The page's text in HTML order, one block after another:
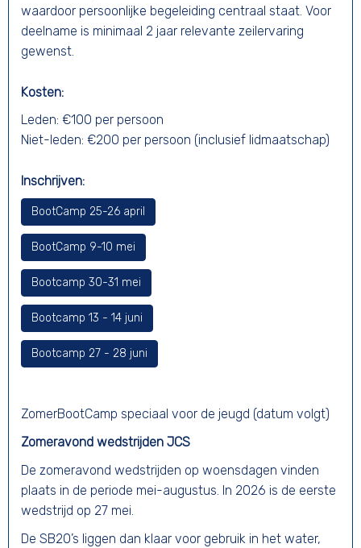
waardoor persoonlijke begeleiding centraal staat. Voor
deelname is minimaal 2 jaar relevante zeilervaring
gewenst.
Kosten:
Leden: €100 per persoon
Niet-leden: €200 per persoon (inclusief lidmaatschap)
Inschrijven:
BootCamp 25-26 april
BootCamp 9-10 mei
Bootcamp 30-31 mei
Bootcamp 13 - 14 juni
Bootcamp 27 - 28 juni
ZomerBootCamp speciaal voor de jeugd (datum volgt)
Zomeravond wedstrijden JCS
De zomeravond wedstrijden op woensdagen vinden
plaats in de periode mei-augustus. In 2026 is de eerste
wedstrijd op 27 mei.
De SB20’s liggen dan klaar voor gebruik in het water,